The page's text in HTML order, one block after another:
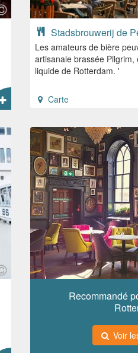
Stadsbrouwerij de
Les amateurs de bière
artisanale brassée
liquide de Rotterdam. '
Carte
Recommandé
Voir